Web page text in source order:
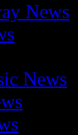
News
News